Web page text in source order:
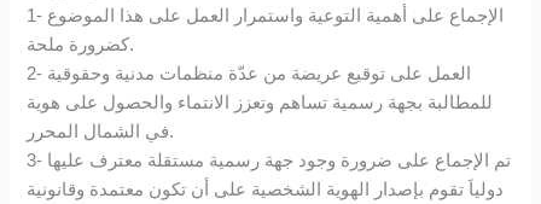
1- الإجماع على أهمية التوعية واستمرار العمل على هذا الموضوع
كضرورة ملحة.
2- العمل على توقيع عريضة من عدّة منظمات مدنية وحقوقية
للمطالبة بجهة رسمية تساهم وتعزز الانتماء والحصول على هوية
في الشمال المحرر.
3- تم الإجماع على ضرورة وجود جهة رسمية مستقلة معترف عليها
دولياَ تقوم بإصدار الهوية الشخصية على أن تكون معتمدة وقانونية